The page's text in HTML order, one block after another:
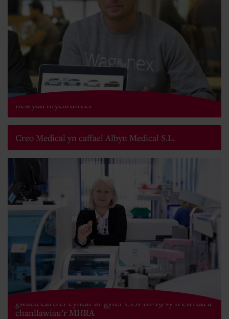
Wagonex yn pweru gwasanaeth tanysgrifio cerbydau
newydd mycardirect
Creo Medical yn caffael Albyn Medical S.L.
Cwmni gofal iechyd o Gas-gwent yn lansio prawf
gwaed cartref cyntaf ar gyfer COFID-19 sy'n cwrdd â
chanllawiau’r MHRA